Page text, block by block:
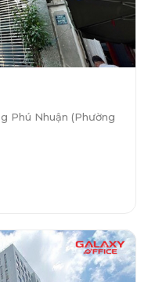
Phú Nhuận (Phường